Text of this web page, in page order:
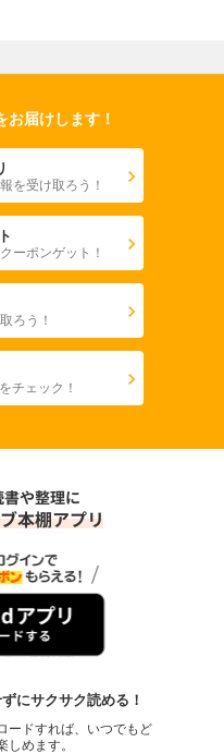
お届けします！
を受け取ろう！
ーポンゲット！
ろう！
チェック！
にサクサク読める！
ードすれば、いつでもど
しめます。